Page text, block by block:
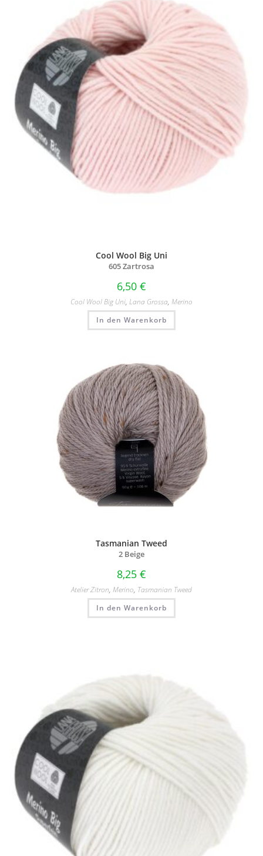
Cool Wool Big Uni
605 Zartrosa
6,50 €
Cool Wool Big Uni, Lana Grossa, Merino
In den Warenkorb
Tasmanian Tweed
2 Beige
8,25 €
Atelier Zitron, Merino, Tasmanian Tweed
In den Warenkorb